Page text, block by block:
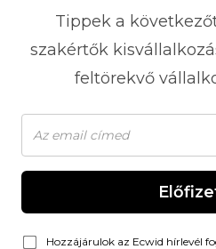
Tippek a
szakértők
feltörekvő
Hozzájárulok az Ecwid hírlevél